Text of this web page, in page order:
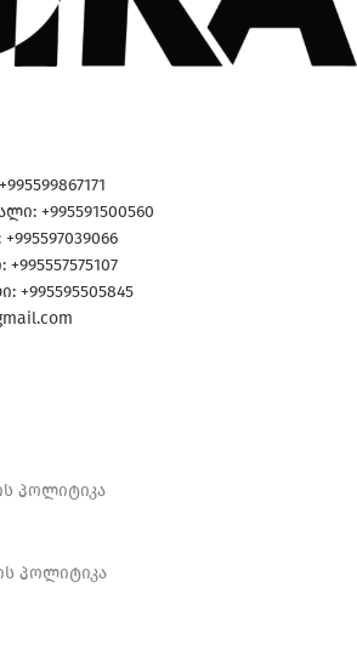
+995591500560
პოლიტიკა
პოლიტიკა